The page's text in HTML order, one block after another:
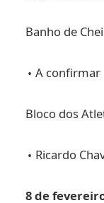
Banho de
A confirmar
Bloco dos
Ricardo
8 de